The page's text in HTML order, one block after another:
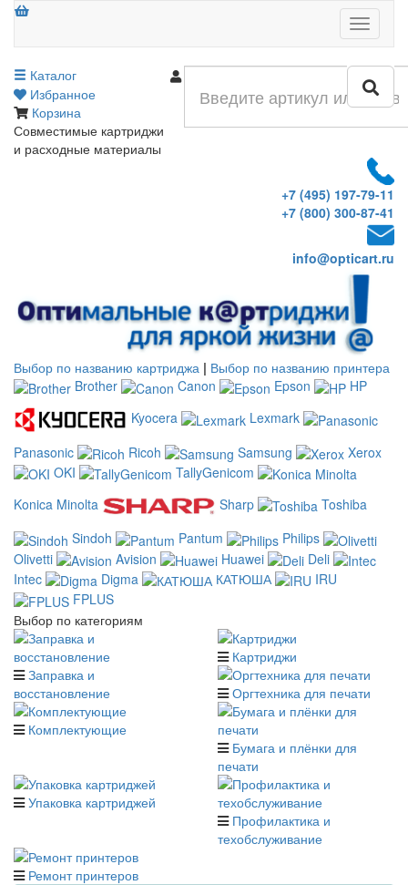
Меню
Каталог
Избранное
Корзина
Совместимые картриджи
и расходные материалы
+7 (495) 197-79-11
+7 (800) 300-87-41
info@opticart.ru
Выбор по названию картриджа | Выбор по названию принтера
Brother
Canon Epson
HP
Kyocera
Lexmark
Panasonic
Ricoh Samsung
Xerox
OKI
TallyGenicom
Konica Minolta
Sharp
Toshiba
Sindoh
Pantum
Philips
Olivetti
Avision Huawei
Deli
Intec
Digma КАТЮША
IRU
FPLUS
Выбор по категориям
Заправка и
восстановление
Картриджи
Оргтехника для печати
Комплектующие
Бумага и плёнки для
печати
Упаковка картриджей
Профилактика и
техобслуживание
Ремонт принтеров